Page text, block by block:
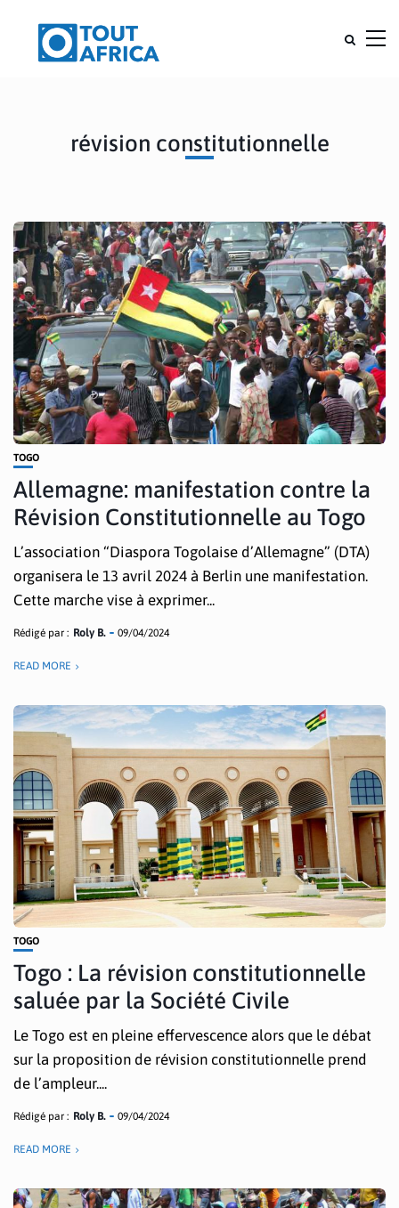
révision constitutionnelle
TOGO
Allemagne: manifestation contre la
Révision Constitutionnelle au Togo
L’association “Diaspora Togolaise d’Allemagne” (DTA)
organisera le 13 avril 2024 à Berlin une manifestation.
Cette marche vise à exprimer...
Rédigé par : Roly B. 09/04/2024
READ MORE
TOGO
Togo : La révision constitutionnelle
saluée par la Société Civile
Le Togo est en pleine effervescence alors que le débat
sur la proposition de révision constitutionnelle prend
de l’ampleur....
Rédigé par : Roly B. 09/04/2024
READ MORE